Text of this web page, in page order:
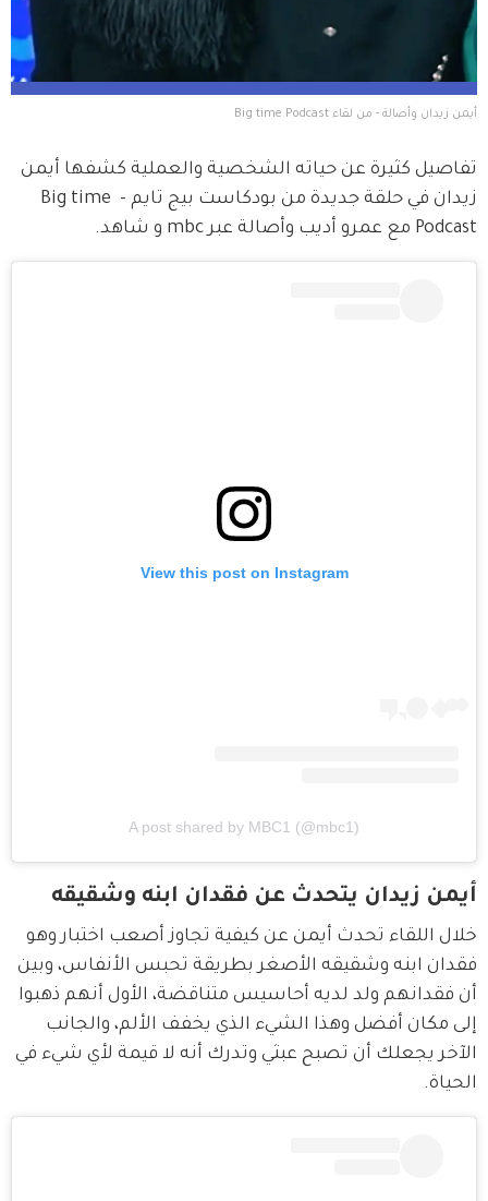
أيمن زيدان وأصالة - من لقاء Big time Podcast
تفاصيل كثيرة عن حياته الشخصية والعملية كشفها أيمن
زيدان في حلقة جديدة من بودكاست بيج تايم - Big time
Podcast مع عمرو أديب وأصالة عبر mbc و شاهد.
View this post on Instagram
A post shared by MBC1 (@mbc1)
أيمن زيدان يتحدث عن فقدان ابنه وشقيقه
خلال اللقاء تحدث أيمن عن كيفية تجاوز أصعب اختبار وهو
فقدان ابنه وشقيقه الأصغر بطريقة تحبس الأنفاس، وبين
أن فقدانهم ولد لديه أحاسيس متناقضة، الأول أنهم ذهبوا
إلى مكان أفضل وهذا الشيء الذي يخفف الألم، والجانب
الآخر يجعلك أن تصبح عبثي وتدرك أنه لا قيمة لأي شيء في
الحياة.